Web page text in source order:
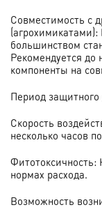
Совместимость с
большинством
Рекомендуется
компоненты на
Период защитного
Скорость
несколько часов
Фитотоксичность:
нормах расхода.
Возможность